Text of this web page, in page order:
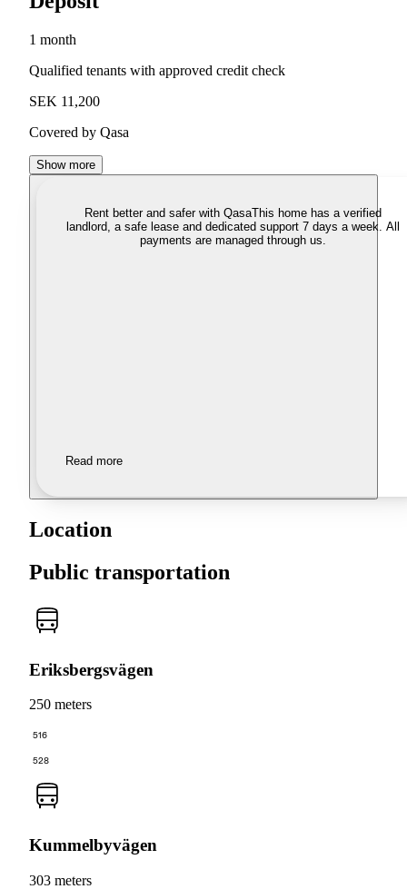
1 month
Qualified tenants with approved credit check
SEK 11,200
Covered by Qasa
Show more
Rent better and safer with QasaThis home has a verified
landlord, a safe lease and dedicated support 7 days a week. All
payments are managed through us.
Read more
Location
Public transportation
Eriksbergsvägen
250 meters
516
528
Kummelbyvägen
303 meters